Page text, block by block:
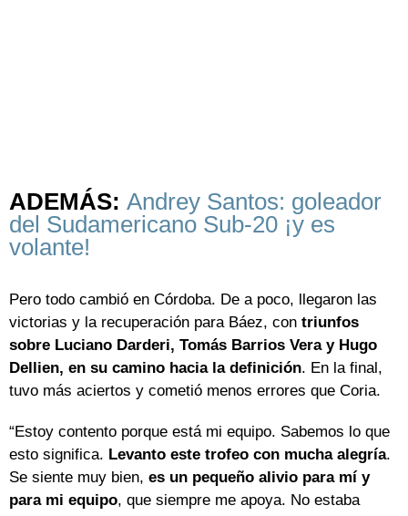
ADEMÁS: Andrey Santos: goleador
del Sudamericano Sub-20 ¡y es
volante!
Pero todo cambió en Córdoba. De a poco, llegaron las
victorias y la recuperación para Báez, con triunfos
sobre Luciano Darderi, Tomás Barrios Vera y Hugo
Dellien, en su camino hacia la definición. En la final,
tuvo más aciertos y cometió menos errores que Coria.
“Estoy contento porque está mi equipo. Sabemos lo que
esto significa. Levanto este trofeo con mucha alegría.
Se siente muy bien, es un pequeño alivio para mí y
para mi equipo, que siempre me apoya. No estaba